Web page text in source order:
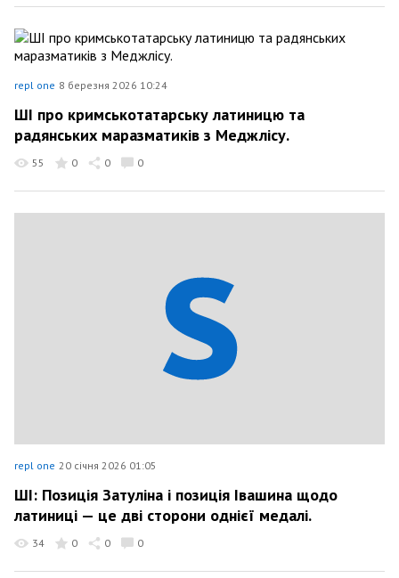
repl one 8 березня 2026 10:24
ШІ про кримськотатарську латиницю та
радянських маразматиків з Меджлісу.
55 0 0 0
repl one 20 січня 2026 01:05
ШІ: Позиція Затуліна і позиція Івашина щодо
латиниці — це дві сторони однієї медалі.
34 0 0 0